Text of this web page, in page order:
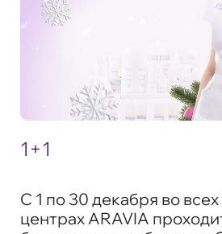
1+1
С 1 по 30 декабря во
центрах ARAVIA